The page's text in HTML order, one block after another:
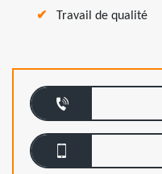
Travail de qualité